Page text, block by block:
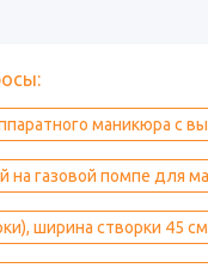
маникюра с
на газовой помпе для
ширина створки 45 см